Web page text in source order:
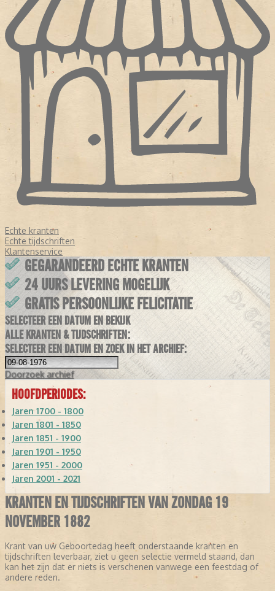
Echte kranten
Echte tijdschriften
Klantenservice
GEGARANDEERD ECHTE KRANTEN
24 UURS LEVERING MOGELIJK
GRATIS PERSOONLIJKE FELICITATIE
SELECTEER EEN DATUM EN BEKIJK
ALLE KRANTEN & TIJDSCHRIFTEN:
SELECTEER EEN DATUM EN ZOEK IN HET ARCHIEF:
Doorzoek archief
HOOFDPERIODES:
Jaren 1700 - 1800
Jaren 1801 - 1850
Jaren 1851 - 1900
Jaren 1901 - 1950
Jaren 1951 - 2000
Jaren 2001 - 2021
KRANTEN EN TIJDSCHRIFTEN VAN ZONDAG 19
NOVEMBER 1882
Krant van uw Geboortedag heeft onderstaande kranten en
tijdschriften leverbaar, ziet u geen selectie vermeld staand, dan
kan het zijn dat er niets is verschenen vanwege een feestdag of
andere reden.